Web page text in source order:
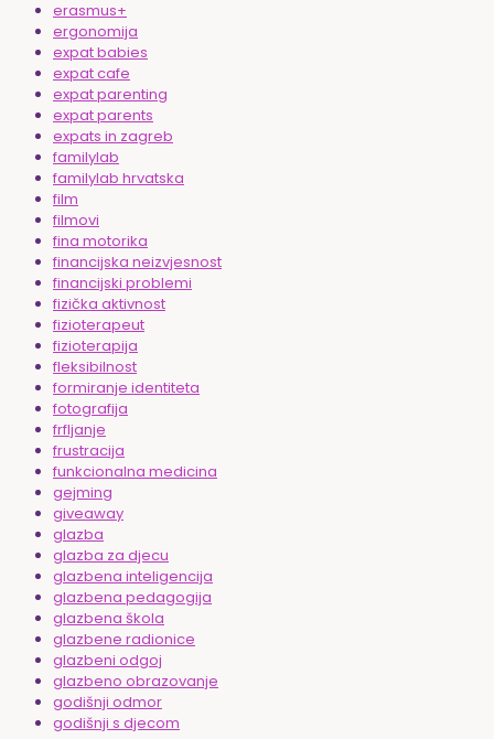
erasmus+
ergonomija
expat babies
expat cafe
expat parenting
expat parents
expats in zagreb
familylab
familylab hrvatska
film
filmovi
fina motorika
financijska neizvjesnost
financijski problemi
fizička aktivnost
fizioterapeut
fizioterapija
fleksibilnost
formiranje identiteta
fotografija
frfljanje
frustracija
funkcionalna medicina
gejming
giveaway
glazba
glazba za djecu
glazbena inteligencija
glazbena pedagogija
glazbena škola
glazbene radionice
glazbeni odgoj
glazbeno obrazovanje
godišnji odmor
godišnji s djecom